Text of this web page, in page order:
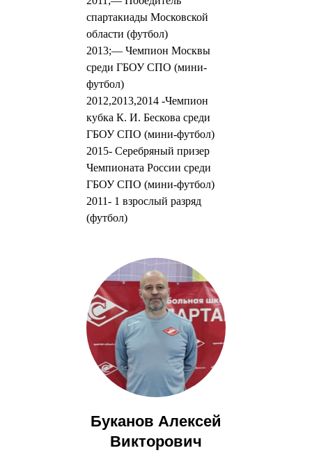
спартакиады Московской
области (футбол)
2013;— Чемпион Москвы
среди ГБОУ СПО (мини-
футбол)
2012,2013,2014 -Чемпион
кубка К. И. Бескова среди
ГБОУ СПО (мини-футбол)
2015- Серебряный призер
Чемпионата России среди
ГБОУ СПО (мини-футбол)
2011- 1 взрослый разряд
(футбол)
Буканов Алексей
Викторович